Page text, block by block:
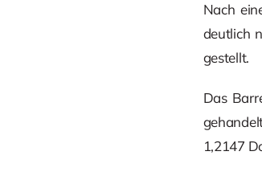
Nach
deutlich
gestellt.
Das
1,2147